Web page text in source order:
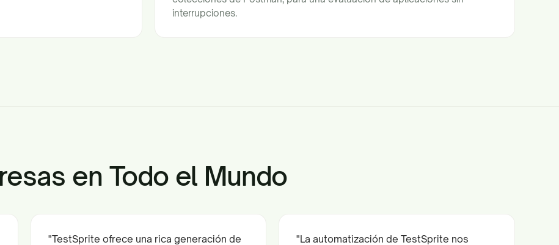
interrupciones.
en Todo el Mundo
"TestSprite ofrece una rica generación de "La automatización de TestSprite nos